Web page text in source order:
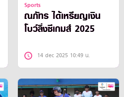
Sports
ณภัทร ได้เหรียญเงิน
โบว์ลิ่งซีเกมส์ 2025
14 dec 2025 10:49 น.